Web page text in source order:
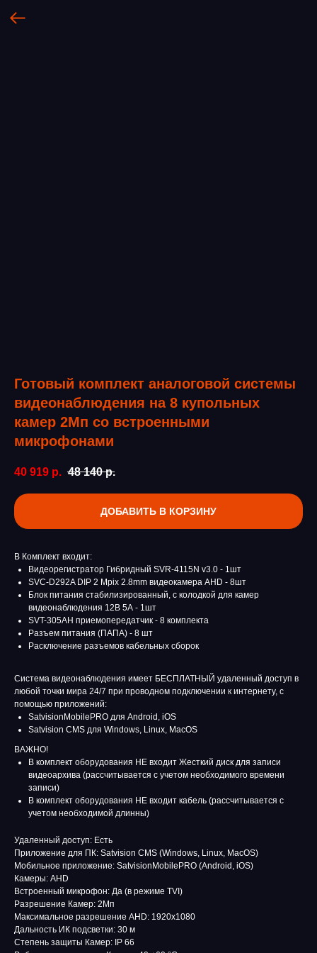
Готовый комплект аналоговой системы
видеонаблюдения на 8 купольных
камер 2Мп со встроенными
микрофонами
40 919 р. 48 140 р.
ДОБАВИТЬ В КОРЗИНУ
В Комплект входит:
Видеорегистратор Гибридный SVR-4115N v3.0 - 1шт
SVC-D292A DIP 2 Mpix 2.8mm видеокамера AHD - 8шт
Блок питания стабилизированный, с колодкой для камер
видеонаблюдения 12В 5А - 1шт
SVT-305AH приемопередатчик - 8 комплекта
Разъем питания (ПАПА) - 8 шт
Расключение разъемов кабельных сборок
Система видеонаблюдения имеет БЕСПЛАТНЫЙ удаленный доступ в
любой точки мира 24/7 при проводном подключении к интернету, с
помощью приложений:
SatvisionMobilePRO для Android, iOS
Satvision CMS для Windows, Linux, MacOS
ВАЖНО!
В комплект оборудования НЕ входит Жесткий диск для записи
видеоархива (рассчитывается с учетом необходимого времени
записи)
В комплект оборудования НЕ входит кабель (рассчитывается с
учетом необходимой длинны)
Удаленный доступ: Есть
Приложение для ПК: Satvision CMS (Windows, Linux, MacOS)
Мобильное приложение: SatvisionMobilePRO (Android, iOS)
Камеры: AHD
Встроенный микрофон: Да (в режиме TVI)
Разрешение Камер: 2Мп
Максимальное разрешение AHD: 1920х1080
Дальность ИК подсветки: 30 м
Степень защиты Камер: IP 66